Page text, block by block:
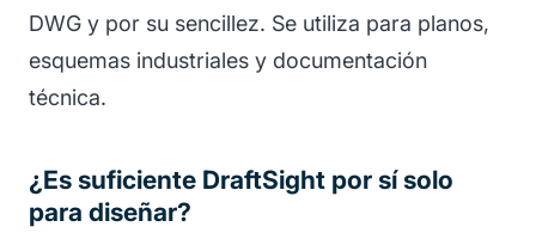
DWG y por su sencillez. Se utiliza para planos,
esquemas industriales y documentación
técnica.
¿Es suficiente DraftSight por sí solo
para diseñar?